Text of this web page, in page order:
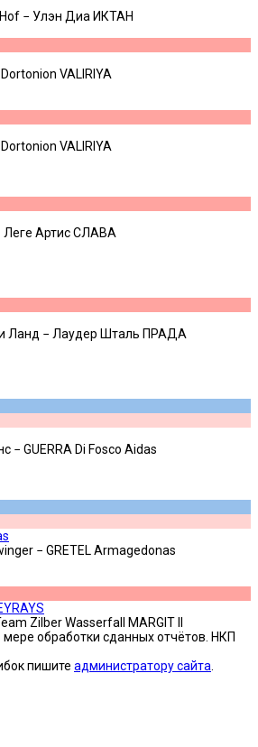
− Улэн Диа ИКТАН
VALIRIYA
VALIRIYA
Леге Артис СЛАВА
− Лаудер Шталь ПРАДА
GUERRA Di Fosco Aidas
− GRETEL Armagedonas
Zilber Wasserfall MARGIT II
обработки сданных отчётов. НКП
пишите администратору сайта.